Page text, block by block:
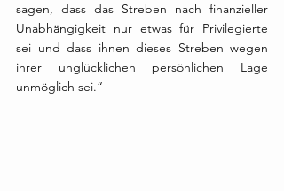
sagen, dass das Streben nach finanzieller
Unabhängigkeit nur etwas für Privilegierte
sei und dass ihnen dieses Streben wegen
ihrer unglücklichen persönlichen Lage
unmöglich sei.“